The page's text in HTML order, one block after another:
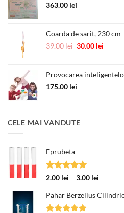
363.00 lei
Coarda de sarit, 230 cm
39.00lei Prețul
fost:
39.00 lei.
30.00 lei
30.00
Provocarea
175.00 lei
CELE MAI VANDUTE
Eprubeta
Evaluat la
2.00 lei – 3.00 lei
prețuri:
Pahar Berzelius